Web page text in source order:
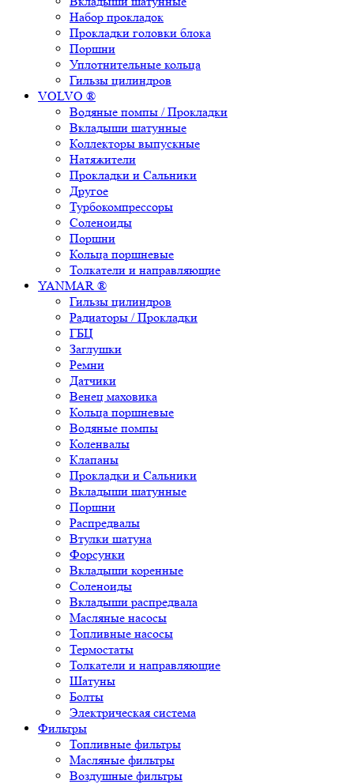
Набор прокладок
Прокладки головки блока
Поршни
Уплотнительные кольца
Гильзы цилиндров
VOLVO ®
Водяные помпы / Прокладки
Вкладыши шатунные
Коллекторы выпускные
Натяжители
Прокладки и Сальники
Другое
Турбокомпрессоры
Соленоиды
Поршни
Кольца поршневые
Толкатели и направляющие
YANMAR ®
Гильзы цилиндров
Радиаторы / Прокладки
ГБЦ
Заглушки
Ремни
Датчики
Венец маховика
Кольца поршневые
Водяные помпы
Коленвалы
Клапаны
Прокладки и Сальники
Вкладыши шатунные
Поршни
Распредвалы
Втулки шатуна
Форсунки
Вкладыши коренные
Соленоиды
Вкладыши распредвала
Масляные насосы
Топливные насосы
Термостаты
Толкатели и направляющие
Шатуны
Болты
Электрическая система
Фильтры
Топливные фильтры
Масляные фильтры
Воздушные фильтры